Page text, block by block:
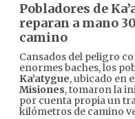
Pobladores de
reparan a mano
camino
Cansados del peligro
enormes baches, los
Ka’atygue, ubicado en
Misiones, tomaron la
por cuenta propia un
kilómetros de camino